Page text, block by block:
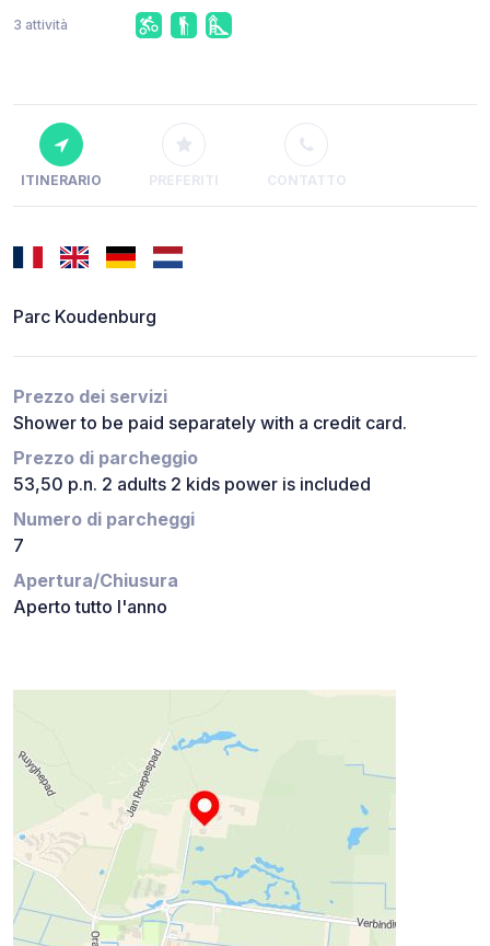
3 attività
ITINERARIO PREFERITI CONTATTO
Parc Koudenburg
Prezzo dei servizi
Shower to be paid separately with a credit card.
Prezzo di parcheggio
53,50 p.n. 2 adults 2 kids power is included
Numero di parcheggi
7
Apertura/Chiusura
Aperto tutto l'anno